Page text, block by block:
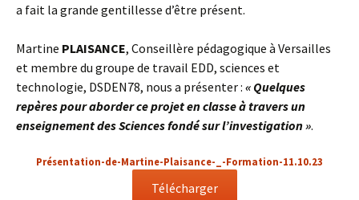
a fait la grande gentillesse d’être présent.
Martine PLAISANCE, Conseillère pédagogique à Versailles
et membre du groupe de travail EDD, sciences et
technologie, DSDEN78, nous a présenter : « Quelques
repères pour aborder ce projet en classe à travers un
enseignement des Sciences fondé sur l’investigation ».
Présentation-de-Martine-Plaisance-_-Formation-11.10.23
Télécharger